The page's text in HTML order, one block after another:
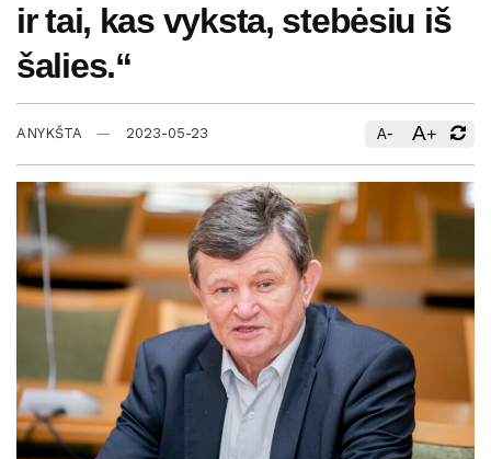
ir tai, kas vyksta, stebėsiu iš
šalies.“
ANYKŠTA 2023-05-23 A- A+